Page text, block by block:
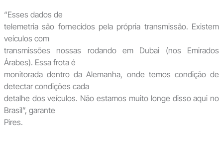
“Esses dados de
telemetria são fornecidos pela própria transmissão. Existem
veículos com
transmissões nossas rodando em Dubai (nos Emirados
Árabes). Essa frota é
monitorada dentro da Alemanha, onde temos condição de
detectar condições cada
detalhe dos veículos. Não estamos muito longe disso aqui no
Brasil”, garante
Pires.